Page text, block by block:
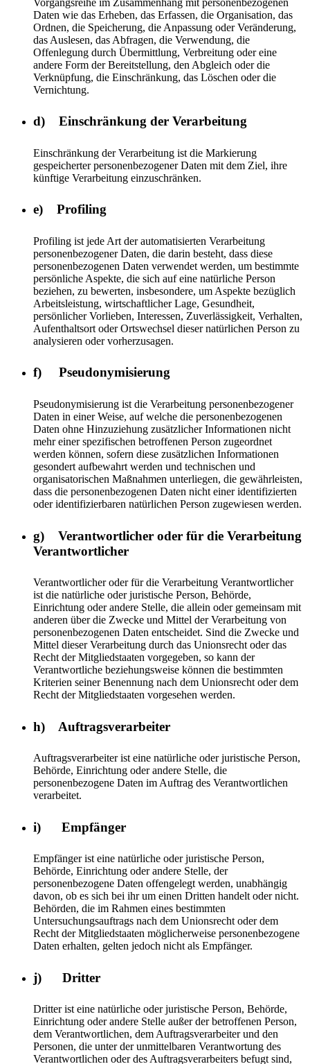
Daten wie das Erheben, das Erfassen, die Organisation, das
Ordnen, die Speicherung, die Anpassung oder Veränderung,
das Auslesen, das Abfragen, die Verwendung, die
Offenlegung durch Übermittlung, Verbreitung oder eine
andere Form der Bereitstellung, den Abgleich oder die
Verknüpfung, die Einschränkung, das Löschen oder die
Vernichtung.
d) Einschränkung der Verarbeitung
Einschränkung der Verarbeitung ist die Markierung
gespeicherter personenbezogener Daten mit dem Ziel, ihre
künftige Verarbeitung einzuschränken.
e) Profiling
Profiling ist jede Art der automatisierten Verarbeitung
personenbezogener Daten, die darin besteht, dass diese
personenbezogenen Daten verwendet werden, um bestimmte
persönliche Aspekte, die sich auf eine natürliche Person
beziehen, zu bewerten, insbesondere, um Aspekte bezüglich
Arbeitsleistung, wirtschaftlicher Lage, Gesundheit,
persönlicher Vorlieben, Interessen, Zuverlässigkeit, Verhalten,
Aufenthaltsort oder Ortswechsel dieser natürlichen Person zu
analysieren oder vorherzusagen.
f) Pseudonymisierung
Pseudonymisierung ist die Verarbeitung personenbezogener
Daten in einer Weise, auf welche die personenbezogenen
Daten ohne Hinzuziehung zusätzlicher Informationen nicht
mehr einer spezifischen betroffenen Person zugeordnet
werden können, sofern diese zusätzlichen Informationen
gesondert aufbewahrt werden und technischen und
organisatorischen Maßnahmen unterliegen, die gewährleisten,
dass die personenbezogenen Daten nicht einer identifizierten
oder identifizierbaren natürlichen Person zugewiesen werden.
g) Verantwortlicher oder für die Verarbeitung
Verantwortlicher
Verantwortlicher oder für die Verarbeitung Verantwortlicher
ist die natürliche oder juristische Person, Behörde,
Einrichtung oder andere Stelle, die allein oder gemeinsam mit
anderen über die Zwecke und Mittel der Verarbeitung von
personenbezogenen Daten entscheidet. Sind die Zwecke und
Mittel dieser Verarbeitung durch das Unionsrecht oder das
Recht der Mitgliedstaaten vorgegeben, so kann der
Verantwortliche beziehungsweise können die bestimmten
Kriterien seiner Benennung nach dem Unionsrecht oder dem
Recht der Mitgliedstaaten vorgesehen werden.
h) Auftragsverarbeiter
Auftragsverarbeiter ist eine natürliche oder juristische Person,
Behörde, Einrichtung oder andere Stelle, die
personenbezogene Daten im Auftrag des Verantwortlichen
verarbeitet.
i) Empfänger
Empfänger ist eine natürliche oder juristische Person,
Behörde, Einrichtung oder andere Stelle, der
personenbezogene Daten offengelegt werden, unabhängig
davon, ob es sich bei ihr um einen Dritten handelt oder nicht.
Behörden, die im Rahmen eines bestimmten
Untersuchungsauftrags nach dem Unionsrecht oder dem
Recht der Mitgliedstaaten möglicherweise personenbezogene
Daten erhalten, gelten jedoch nicht als Empfänger.
j) Dritter
Dritter ist eine natürliche oder juristische Person, Behörde,
Einrichtung oder andere Stelle außer der betroffenen Person,
dem Verantwortlichen, dem Auftragsverarbeiter und den
Personen, die unter der unmittelbaren Verantwortung des
Verantwortlichen oder des Auftragsverarbeiters befugt sind,